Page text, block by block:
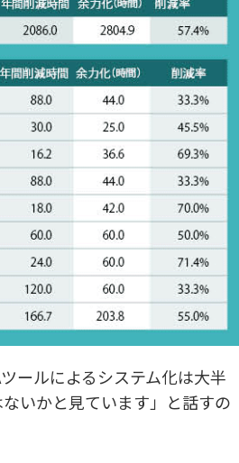
ールによるシステム化は大半
いかと見ています」と話すの